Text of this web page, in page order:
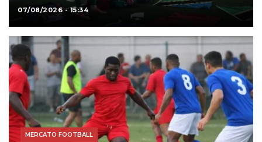
07/08/2026 - 15:34
MERCATO FOOTBALL